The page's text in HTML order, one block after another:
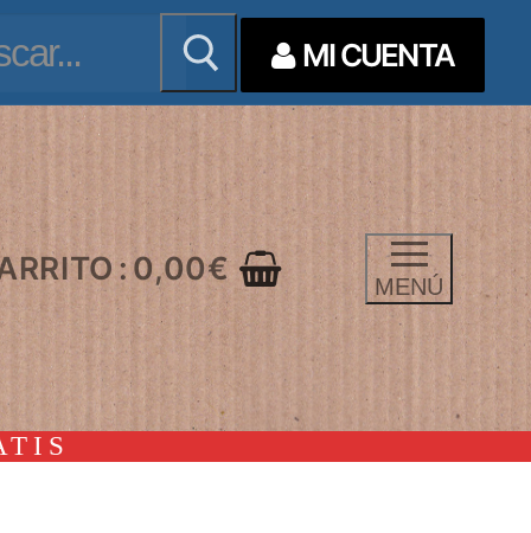
MI CUENTA
: 0,00€ MENÚ